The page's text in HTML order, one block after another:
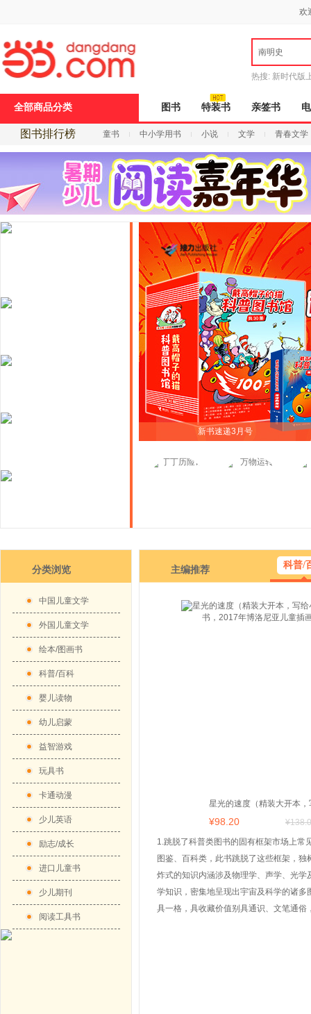
欢
南明史
热搜: 新时代版
全部商品分类 图书 特装书 亲签书
图书排行榜 童书 中小学用书 小说 文学 青春文学
新书速递3月号
分类浏览
中国儿童文学
外国儿童文学
绘本/图画书
科普/百科
婴儿读物
幼儿启蒙
益智游戏
玩具书
卡通动漫
少儿英语
励志/成长
进口儿童书
少儿期刊
阅读工具书
主编推荐 科普/
星光的速度（精装大开本，
友的天文物理书，2017年
童插画大展作品）
¥98 .20 ¥138
1.跳脱了科普类图书的固有框架市场上常
图鉴、百科类，此书跳脱了这些框架，独
炸式的知识内涵涉及物理学、声学、光学
学知识，密集地呈现出宇宙及科学的诸多
具一格，具收藏价值别具通识、文笔通俗
打
开
无
障
页
浪
键
打
开